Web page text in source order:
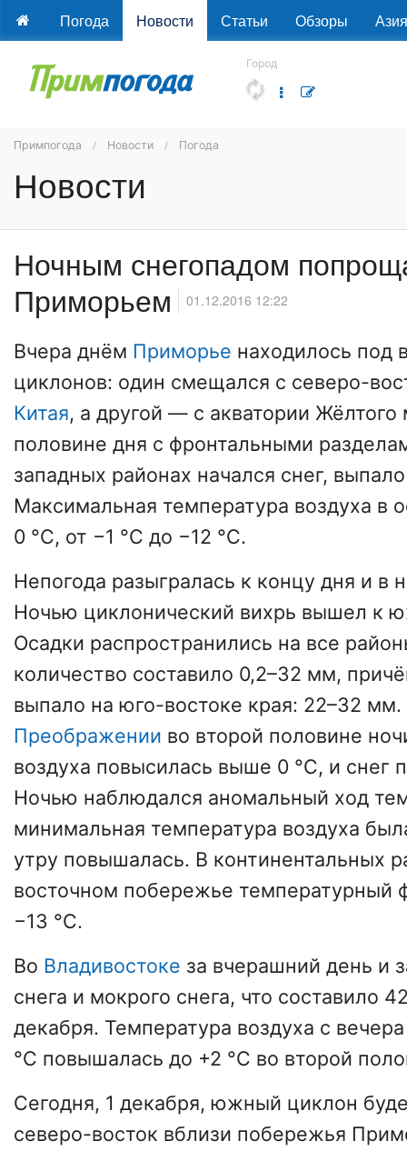
Погода Новости Статьи Обзоры Азия
Город
Примпогода Новости Погода
Новости
Ночным снегопадом
Приморьем
01.12.2016 12:22
Вчера днём Приморье находилось под
циклонов: один смещался с северо-
Китая, а другой — с акватории
половине дня с фронтальными
западных районах начался снег,
Максимальная температура воздуха в
0 °С, от −1 °С до −12 °С.
Непогода разыгралась к концу дня и в
Ночью циклонический вихрь вышел к
Осадки распространились на все
количество составило 0,2–32 мм,
выпало на юго-востоке края: 22–32
Преображении во второй половине
воздуха повысилась выше 0 °С, и снег
Ночью наблюдался аномальный ход
минимальная температура воздуха
утру повышалась. В континентальных
восточном побережье температурный
−13 °С.
Во Владивостоке за вчерашний день и
снега и мокрого снега, что составило
декабря. Температура воздуха с
°С повышалась до +2 °С во второй
Сегодня, 1 декабря, южный циклон
северо-восток вблизи побережья